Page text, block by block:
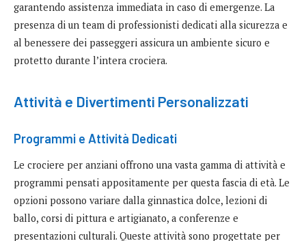
garantendo assistenza immediata in caso di emergenze. La
presenza di un team di professionisti dedicati alla sicurezza e
al benessere dei passeggeri assicura un ambiente sicuro e
protetto durante l’intera crociera.
Attività e Divertimenti Personalizzati
Programmi e Attività Dedicati
Le crociere per anziani offrono una vasta gamma di attività e
programmi pensati appositamente per questa fascia di età. Le
opzioni possono variare dalla ginnastica dolce, lezioni di
ballo, corsi di pittura e artigianato, a conferenze e
presentazioni culturali. Queste attività sono progettate per